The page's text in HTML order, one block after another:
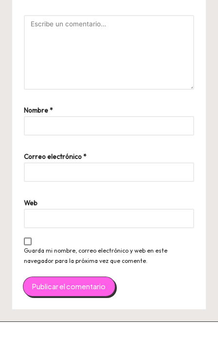
Nombre*
Correo electrónico*
Web
Guarda mi nombre, correo electrónico y web en este
navegador para la próxima vez que comente.